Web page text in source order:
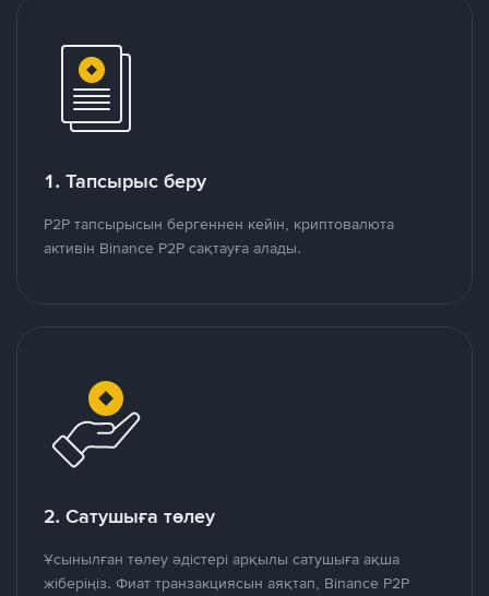
1. Тапсырыс беру
P2P тапсырысын бергеннен кейін, криптовалюта
активін Binance P2P сақтауға алады.
2. Сатушыға төлеу
Ұсынылған төлеу әдістері арқылы сатушыға ақша
жіберіңіз. Фиат транзакциясын аяқтап, Binance P2P